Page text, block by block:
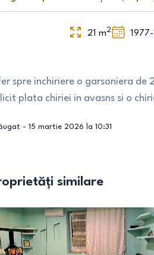
21 m2
spre inchiriere o garsoniera
plata chiriei in avasns si o
- 15 martie 2026 la 10:31
similare